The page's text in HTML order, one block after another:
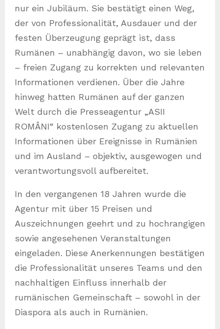
nur ein Jubiläum. Sie bestätigt einen Weg,
der von Professionalität, Ausdauer und der
festen Überzeugung geprägt ist, dass
Rumänen – unabhängig davon, wo sie leben
– freien Zugang zu korrekten und relevanten
Informationen verdienen. Über die Jahre
hinweg hatten Rumänen auf der ganzen
Welt durch die Presseagentur „ASII
ROMÂNI“ kostenlosen Zugang zu aktuellen
Informationen über Ereignisse in Rumänien
und im Ausland – objektiv, ausgewogen und
verantwortungsvoll aufbereitet.
In den vergangenen 18 Jahren wurde die
Agentur mit über 15 Preisen und
Auszeichnungen geehrt und zu hochrangigen
sowie angesehenen Veranstaltungen
eingeladen. Diese Anerkennungen bestätigen
die Professionalität unseres Teams und den
nachhaltigen Einfluss innerhalb der
rumänischen Gemeinschaft – sowohl in der
Diaspora als auch in Rumänien.